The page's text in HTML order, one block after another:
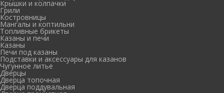
Крышки и колпачки
Грили
Костровницы
Мангалы и коптильни
Топливные брикеты
Казаны и печи
Казаны
Печи под казаны
Подставки и аксессуары для казанов
Чугунное литье
Дверцы
Дверца топочная
Дверца поддувальная